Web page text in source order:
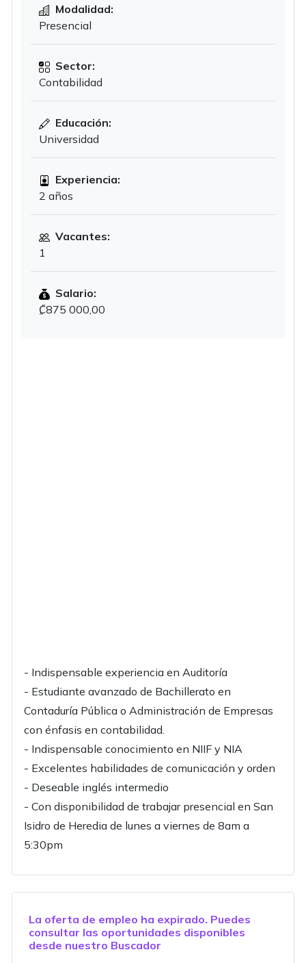
Modalidad:
Presencial
Sector:
Contabilidad
Educación:
Universidad
Experiencia:
2 años
Vacantes:
1
Salario:
₡875 000,00
- Indispensable experiencia en Auditoría
- Estudiante avanzado de Bachillerato en
Contaduría Pública o Administración de Empresas
con énfasis en contabilidad.
- Indispensable conocimiento en NIIF y NIA
- Excelentes habilidades de comunicación y orden
- Deseable inglés intermedio
- Con disponibilidad de trabajar presencial en San
Isidro de Heredia de lunes a viernes de 8am a
5:30pm
La oferta de empleo ha expirado. Puedes
consultar las oportunidades disponibles
desde nuestro Buscador